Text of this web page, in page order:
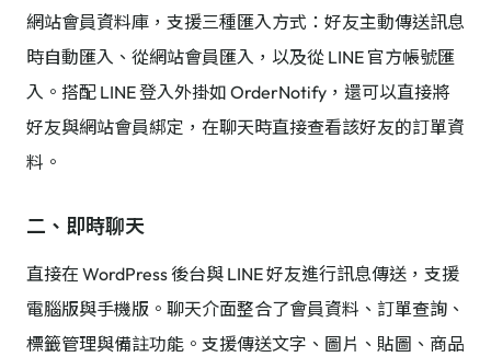
網站會員資料庫，支援三種匯入方式：好友主動傳送訊息
時自動匯入、從網站會員匯入，以及從 LINE 官方帳號匯
入。搭配 LINE 登入外掛如 OrderNotify，還可以直接將
好友與網站會員綁定，在聊天時直接查看該好友的訂單資
料。
二、即時聊天
直接在 WordPress 後台與 LINE 好友進行訊息傳送，支援
電腦版與手機版。聊天介面整合了會員資料、訂單查詢、
標籤管理與備註功能。支援傳送文字、圖片、貼圖、商品